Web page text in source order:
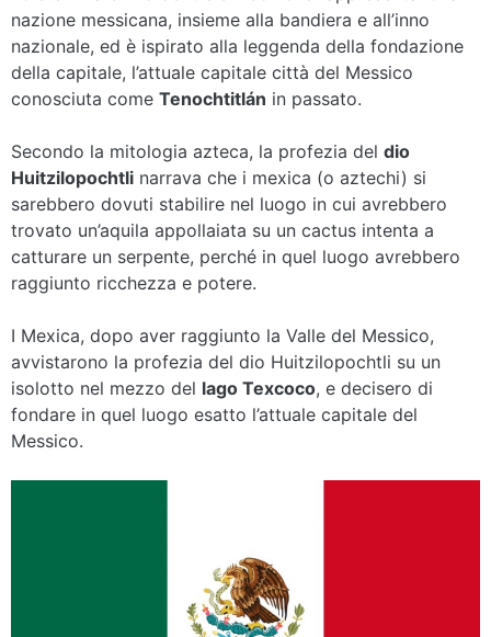
nazione messicana, insieme alla bandiera e all’inno
nazionale, ed è ispirato alla leggenda della fondazione
della capitale, l’attuale capitale città del Messico
conosciuta come Tenochtitlán in passato.
Secondo la mitologia azteca, la profezia del dio
Huitzilopochtli narrava che i mexica (o aztechi) si
sarebbero dovuti stabilire nel luogo in cui avrebbero
trovato un’aquila appollaiata su un cactus intenta a
catturare un serpente, perché in quel luogo avrebbero
raggiunto ricchezza e potere.
I Mexica, dopo aver raggiunto la Valle del Messico,
avvistarono la profezia del dio Huitzilopochtli su un
isolotto nel mezzo del lago Texcoco, e decisero di
fondare in quel luogo esatto l’attuale capitale del
Messico.